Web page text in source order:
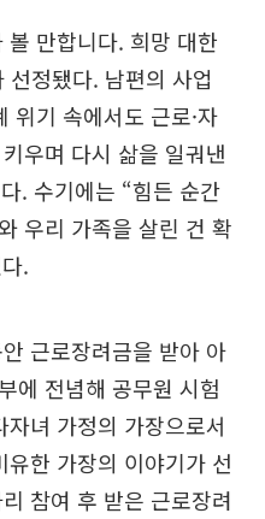
볼 만합니다. 희망 대한
선정됐다. 남편의 사업
위기 속에서도 근로·자
우며 다시 삶을 일궈낸
. 수기에는 “힘든 순간
우리 가족을 살린 건 확
.
근로장려금을 받아 아
에 전념해 공무원 시험
녀 가정의 가장으로서
유한 가장의 이야기가 선
참여 후 받은 근로장려